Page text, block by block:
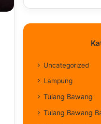
Uncategorized
Lampung
Tulang Bawang
Tulang Bawang